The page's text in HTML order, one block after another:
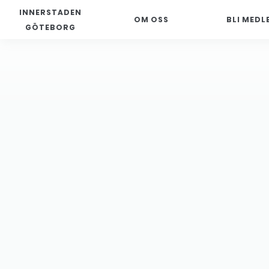
INNERSTADEN
GÖTEBORG
OM OSS BLI